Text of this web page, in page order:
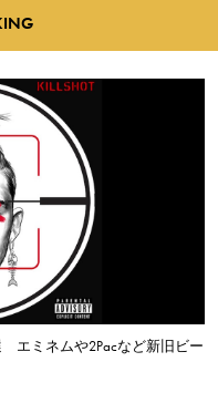
エミネムや2Pacなど新旧ビー